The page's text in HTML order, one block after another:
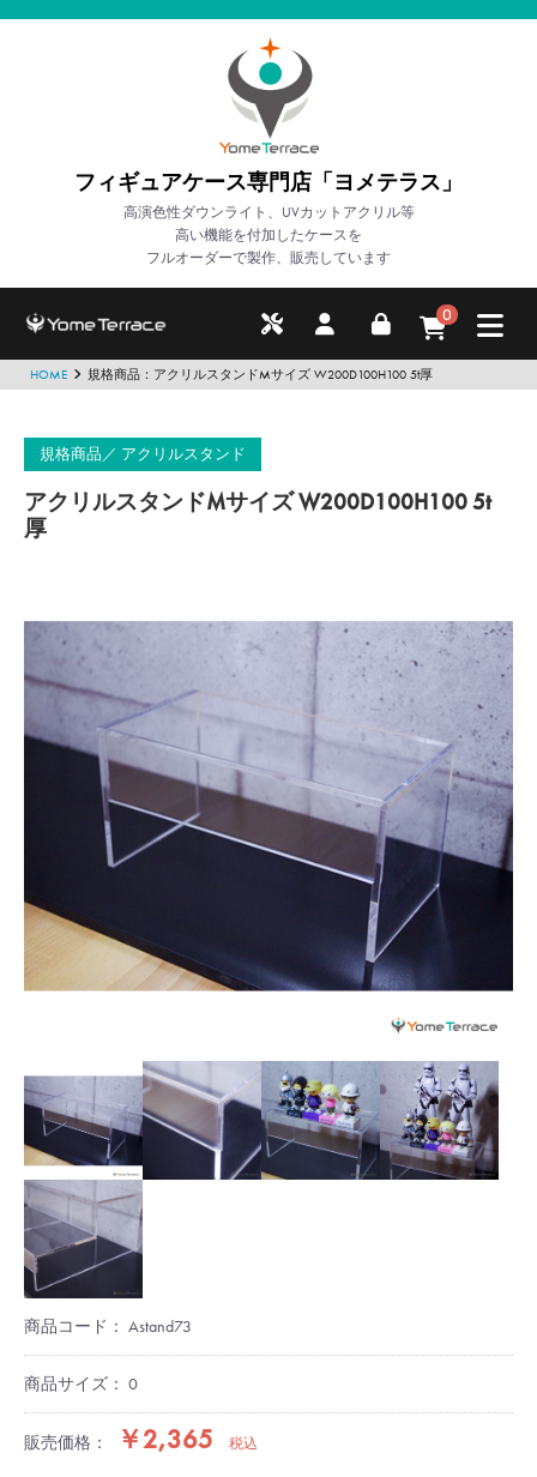
フィギュアケース専門店「ヨメテラス」
高演色性ダウンライト、UVカットアクリル等
高い機能を付加したケースを
フルオーダーで製作、販売しています
0
HOME 規格商品：アクリルスタンドMサイズ W200D100H100 5t厚
規格商品 アクリルスタンド
アクリルスタンドMサイズ W200D100H100 5t
厚
商品コード： Astand73
商品サイズ： 0
販売価格： ￥2,365 税込